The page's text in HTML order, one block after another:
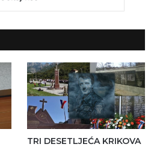
TRI DESETLJEĆA KRIKOVA